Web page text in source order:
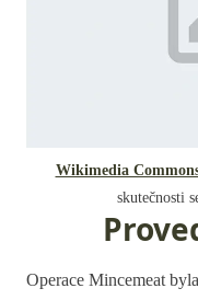
Wikimedia
skutečnosti
Operace Mincemeat